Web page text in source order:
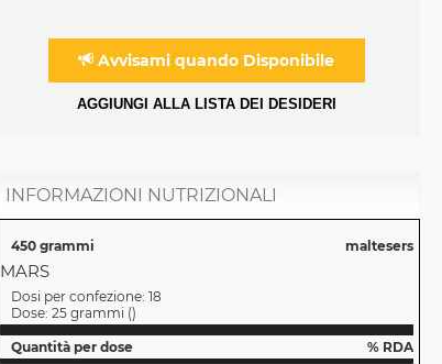
Avvisami quando Disponibile
AGGIUNGI ALLA LISTA DEI DESIDERI
INFORMAZIONI NUTRIZIONALI
450 grammi maltesers
MARS
Dosi per confezione: 18
Dose: 25 grammi ()
Quantità per dose
% RDA